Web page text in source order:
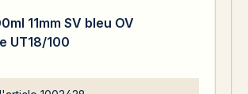
11mm SV bleu OV
UT18/100